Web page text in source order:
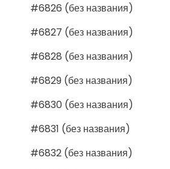
#6826 (без названия)
#6827 (без названия)
#6828 (без названия)
#6829 (без названия)
#6830 (без названия)
#6831 (без названия)
#6832 (без названия)